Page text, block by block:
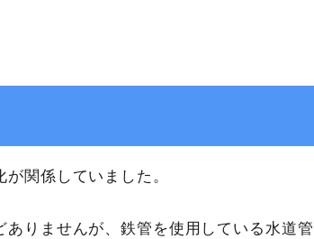
関係していました。
りませんが、鉄管を使用している水道管